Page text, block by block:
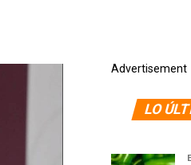
Advertisement
LO